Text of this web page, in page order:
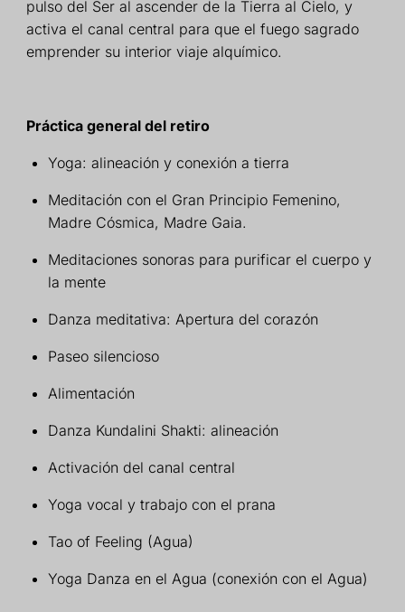
pulso del Ser al ascender de la Tierra al Cielo, y
activa el canal central para que el fuego sagrado
emprender su interior viaje alquímico.
Práctica general del retiro
Yoga: alineación y conexión a tierra
Meditación con el Gran Principio Femenino,
Madre Cósmica, Madre Gaia.
Meditaciones sonoras para purificar el cuerpo y
la mente
Danza meditativa: Apertura del corazón
Paseo silencioso
Alimentación
Danza Kundalini Shakti: alineación
Activación del canal central
Yoga vocal y trabajo con el prana
Tao of Feeling (Agua)
Yoga Danza en el Agua (conexión con el Agua)